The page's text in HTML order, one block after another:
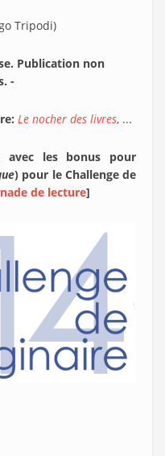
Tripodi)
Publication non
-
Le nocher des livres, ...
avec les bonus pour
) pour le Challenge de
de lecture]